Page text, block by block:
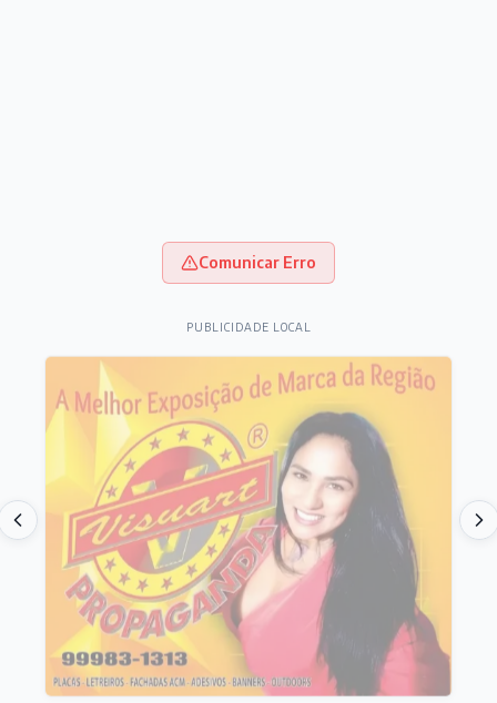
Comunicar Erro
PUBLICIDADE LOCAL